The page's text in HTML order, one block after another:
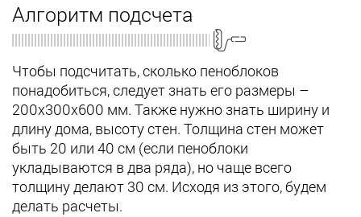
Алгоритм подсчета
Чтобы подсчитать, сколько пеноблоков
понадобиться, следует знать его размеры –
200х300х600 мм. Также нужно знать ширину и
длину дома, высоту стен. Толщина стен может
быть 20 или 40 см (если пеноблоки
укладываются в два ряда), но чаще всего
толщину делают 30 см. Исходя из этого, будем
делать расчеты.